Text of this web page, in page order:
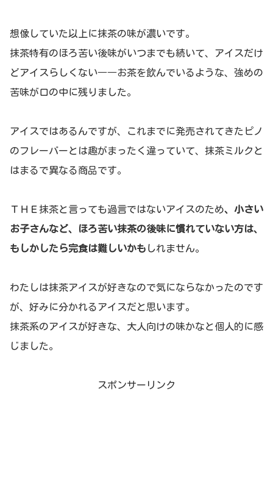
想像していた以上に抹茶の味が濃いです。
抹茶特有のほろ苦い後味がいつまでも続いて、アイスだけ
どアイスらしくない――お茶を飲んでいるような、強めの
苦味が口の中に残りました。
アイスではあるんですが、これまでに発売されてきたピノ
のフレーバーとは趣がまったく違っていて、抹茶ミルクと
はまるで異なる商品です。
ＴＨＥ抹茶と言っても過言ではないアイスのため、小さい
お子さんなど、ほろ苦い抹茶の後味に慣れていない方は、
もしかしたら完食は難しいかも しれません。
わたしは抹茶アイスが好きなので気にならなかったのです
が、好みに分かれるアイスだと思います。
抹茶系のアイスが好きな、大人向けの味かなと個人的に感
じました。
スポンサーリンク